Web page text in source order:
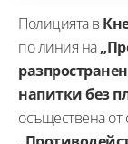
Полицията в
по линия на
напитки без
осъществена от